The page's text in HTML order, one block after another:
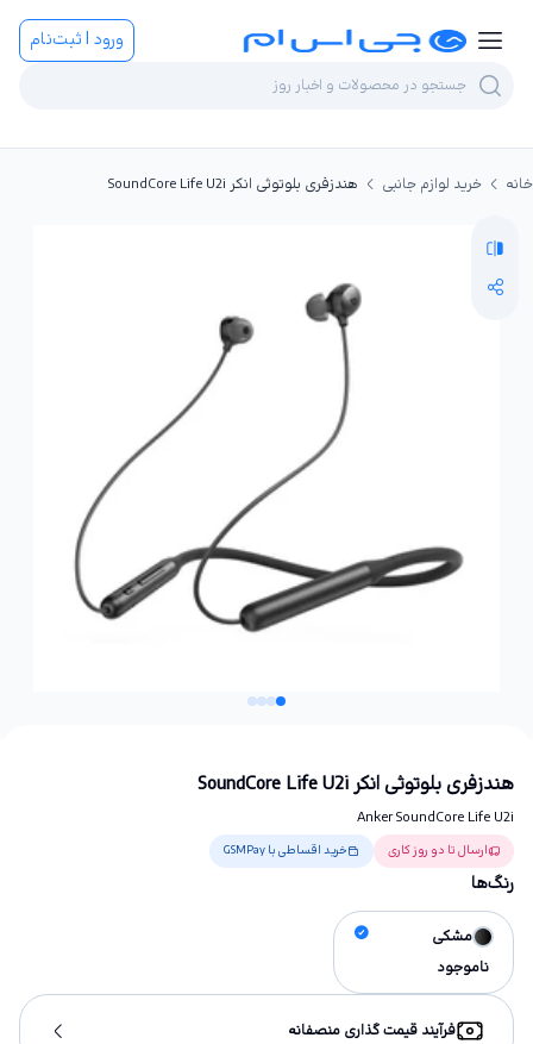
ورود | ثبت‌نام
خانه خرید لوازم جانبی هندزفری بلوتوثی انکر SoundCore Life U2i
هندزفری بلوتوثی انکر SoundCore Life U2i
Anker SoundCore Life U2i
ارسال تا دو روز کاری خرید اقساطی با GSMPay
رنگ‌ها
مشکی
ناموجود
فرآیند قیمت گذاری منصفانه